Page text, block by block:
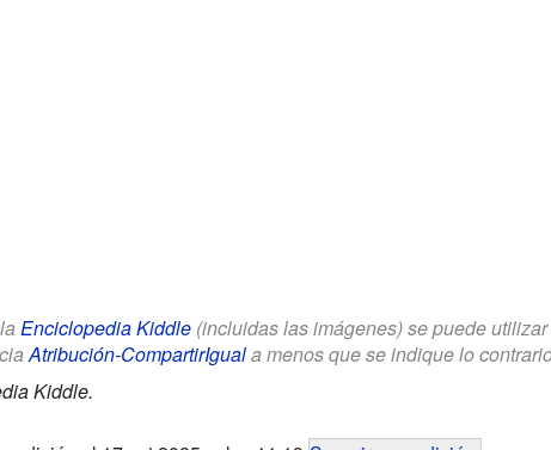
Enciclopedia Kiddle(incluidas las imágenes) se puede
Atribución-CompartirIguala menos que se indique lo
Kiddle.